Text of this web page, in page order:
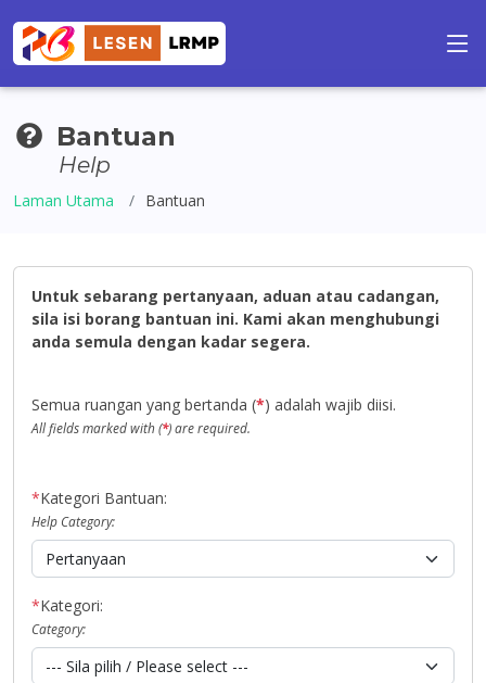
Bantuan
Help
Laman Utama Bantuan
Untuk sebarang pertanyaan, aduan atau cadangan,
sila isi borang bantuan ini. Kami akan menghubungi
anda semula dengan kadar segera.
Semua ruangan yang bertanda (*) adalah wajib diisi.
All fields marked with (*) are required.
*Kategori Bantuan:
Help Category:
*Kategori:
Category: